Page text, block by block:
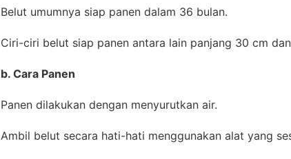
Belut umumnya siap panen dalam 36 bulan.
Ciri-ciri belut siap panen antara lain panjang 30 cm
b. Cara Panen
Panen dilakukan dengan menyurutkan air.
Ambil belut secara hati-hati menggunakan alat yang